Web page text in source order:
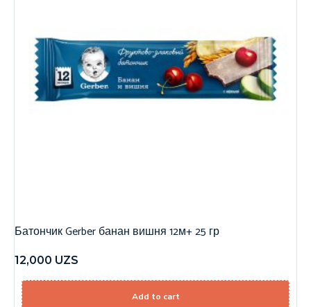
Батончик Gerber банан вишня 12м+ 25 гр
12,000 UZS
Add to cart